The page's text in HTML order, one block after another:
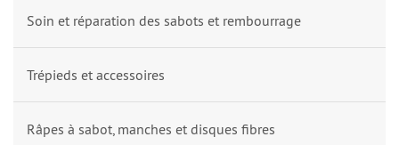
Soin et réparation des sabots et rembourrage
Trépieds et accessoires
Râpes à sabot, manches et disques fibres